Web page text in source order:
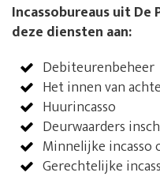
Incassobureaus uit De
deze diensten aan:
Debiteurenbeheer
Het innen van
Huurincasso
Deurwaarders
Minnelijke incasso
Gerechtelijke